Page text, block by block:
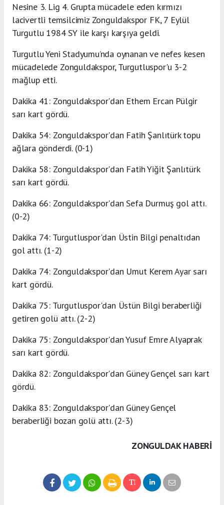
Nesine 3. Lig 4. Grupta mücadele eden kırmızı
lacivertli temsilcimiz Zonguldakspor FK, 7 Eylül
Turgutlu 1984 SY ile karşı karşıya geldi.
Turgutlu Yeni Stadyumu’nda oynanan ve nefes kesen
mücadelede Zonguldakspor, Turgutluspor'u 3-2
mağlup etti.
Dakika 41: Zonguldakspor'dan Ethem Ercan Pülgir
sarı kart gördü.
Dakika 54: Zonguldakspor'dan Fatih Şanlıtürk topu
ağlara gönderdi. (0-1)
Dakika 58: Zonguldakspor'dan Fatih Yiğit Şanlıtürk
sarı kart gördü.
Dakika 66: Zonguldakspor'dan Sefa Durmuş gol attı.
(0-2)
Dakika 74: Turgutluspor'dan Üstin Bilgi penaltıdan
gol attı. (1-2)
Dakika 74: Zonguldakspor'dan Umut Kerem Ayar sarı
kart gördü.
Dakika 75: Turgutluspor'dan Üstün Bilgi beraberliği
getiren golü attı. (2-2)
Dakika 75: Zonguldakspor'dan Yusuf Emre Alyaprak
sarı kart gördü.
Dakika 82: Zonguldakspor'dan Güney Gençel sarı kart
gördü.
Dakika 83: Zonguldakspor'dan Güney Gençel
beraberliği bozan golü attı. (2-3)
ZONGULDAK HABERİ